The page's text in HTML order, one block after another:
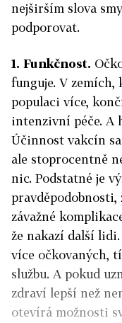
nejširším slova
podporovat.
1. Funkčnost.
funguje. V
populaci více,
intenzivní péče. A
Účinnost vakcín
ale stoprocentně
nic. Podstatné je
pravděpodobnosti,
závažné
že nakazí další
více očkovaných,
službu. A pokud
zdraví lepší než
otevírá možnosti